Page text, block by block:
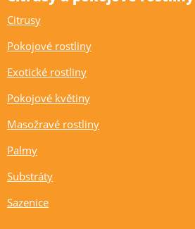
Citrusy
Pokojové rostliny
Exotické rostliny
Pokojové květiny
Masožravé rostliny
Palmy
Substráty
Sazenice